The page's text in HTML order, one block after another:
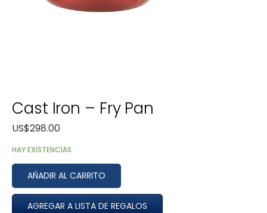
Cast Iron – Fry Pan
US$298.00
HAY EXISTENCIAS
AÑADIR AL CARRITO
AGREGAR A LISTA DE REGALOS